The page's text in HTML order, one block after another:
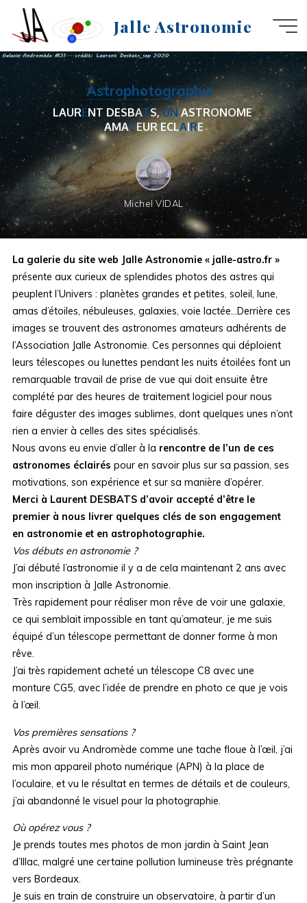
contenu
Jalle Astronomie
Astrophotographie
LAURENTDESBATS,UN ASTRONOME
AMATEURECLAIRE
Michel VIDAL
La galerie du site web Jalle Astronomie « jalle-astro.fr »
présente aux curieux de splendides photos des astres qui
peuplent l’Univers : planètes grandes et petites, soleil, lune,
amas d’étoiles, nébuleuses, galaxies, voie lactée…Derrière ces
images se trouvent des astronomes amateurs adhérents de
l’Association Jalle Astronomie. Ces personnes qui déploient
leurs télescopes ou lunettes pendant les nuits étoilées font un
remarquable travail de prise de vue qui doit ensuite être
complété par des heures de traitement logiciel pour nous
faire déguster des images sublimes, dont quelques unes n’ont
rien a envier à celles des sites spécialisés.
Nous avons eu envie d’aller à la rencontre de l’un de ces
astronomes éclairéspour en savoir plus sur sa passion, ses
motivations, son expérience et sur sa manière d’opérer.
Merci à Laurent DESBATS d’avoir accepté d’être le
premier à nous livrer quelques clés de son engagement
en astronomie et en astrophotographie.
Vos débuts en astronomie ?
J’ai débuté l’astronomie il y a de cela maintenant 2 ans avec
mon inscription à Jalle Astronomie.
Très rapidement pour réaliser mon rêve de voir une galaxie,
ce qui semblait impossible en tant qu’amateur, je me suis
équipé d’un télescope permettant de donner forme à mon
rêve.
J’ai très rapidement acheté un télescope C8 avec une
monture CG5, avec l’idée de prendre en photo ce que je vois
à l’œil.
Vos premières sensations ?
Après avoir vu Andromède comme une tache floue à l’œil, j’ai
mis mon appareil photo numérique (APN) à la place de
l’oculaire, et vu le résultat en termes de détails et de couleurs,
j’ai abandonné le visuel pour la photographie.
Où opérez vous ?
Je prends toutes mes photos de mon jardin à Saint Jean
d’Illac, malgré une certaine pollution lumineuse très prégnante
vers Bordeaux.
Je suis en train de construire un observatoire, à partir d’un